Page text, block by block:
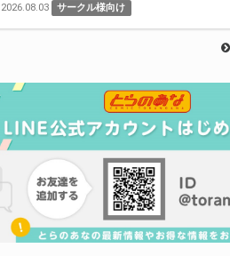
2026.08.03 サークル様向け